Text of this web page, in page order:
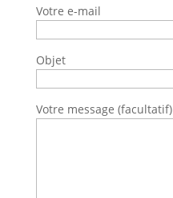
Votre e-mail
Objet
Votre message (facultatif)